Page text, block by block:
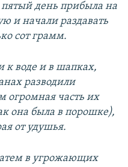
день прибыла на
и начали раздавать
сот грамм.
к воде и в шапках,
разводили
огромная часть их
она была в порошке),
от удушья.
в угрожающих